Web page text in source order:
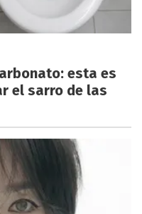
esta es
el sarro de las